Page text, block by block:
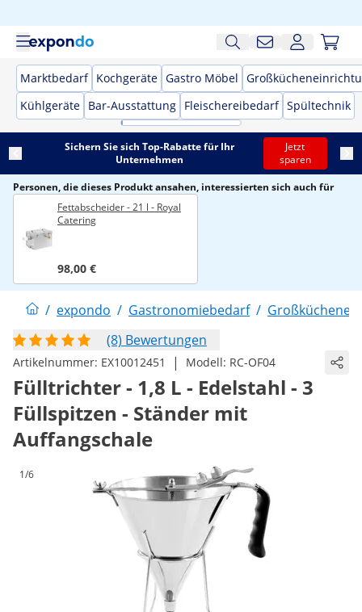
Marktbedarf Kochgeräte Gastro Möbel
Kühlgeräte Bar-Ausstattung Fleischereibedarf Spültechnik
Sichern Sie sich Top-Rabatte für Ihr
Unternehmen
Jetzt
sparen
Personen, die dieses Produkt ansahen, interessierten sich auch für
Fettabscheider - 21 l - Royal
Catering
98,00 €
/ expondo / Gastronomiebedarf /
(8) Bewertungen
Artikelnummer: EX10012451 | Modell: RC-OF04
Fülltrichter - 1,8 L - Edelstahl - 3
Füllspitzen - Ständer mit
Auffangschale
1/6